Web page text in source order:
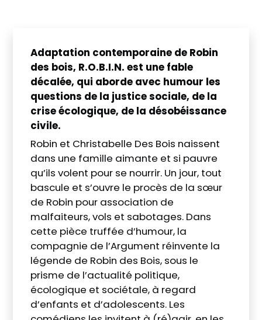
Adaptation contemporaine de Robin
des bois, R.O.B.I.N. est une fable
décalée, qui aborde avec humour les
questions de la justice sociale, de la
crise écologique, de la désobéissance
civile.
Robin et Christabelle Des Bois naissent
dans une famille aimante et si pauvre
qu’ils volent pour se nourrir. Un jour, tout
bascule et s’ouvre le procès de la sœur
de Robin pour association de
malfaiteurs, vols et sabotages. Dans
cette pièce truffée d’humour, la
compagnie de l’Argument réinvente la
légende de Robin des Bois, sous le
prisme de l’actualité politique,
écologique et sociétale, à regard
d’enfants et d’adolescents. Les